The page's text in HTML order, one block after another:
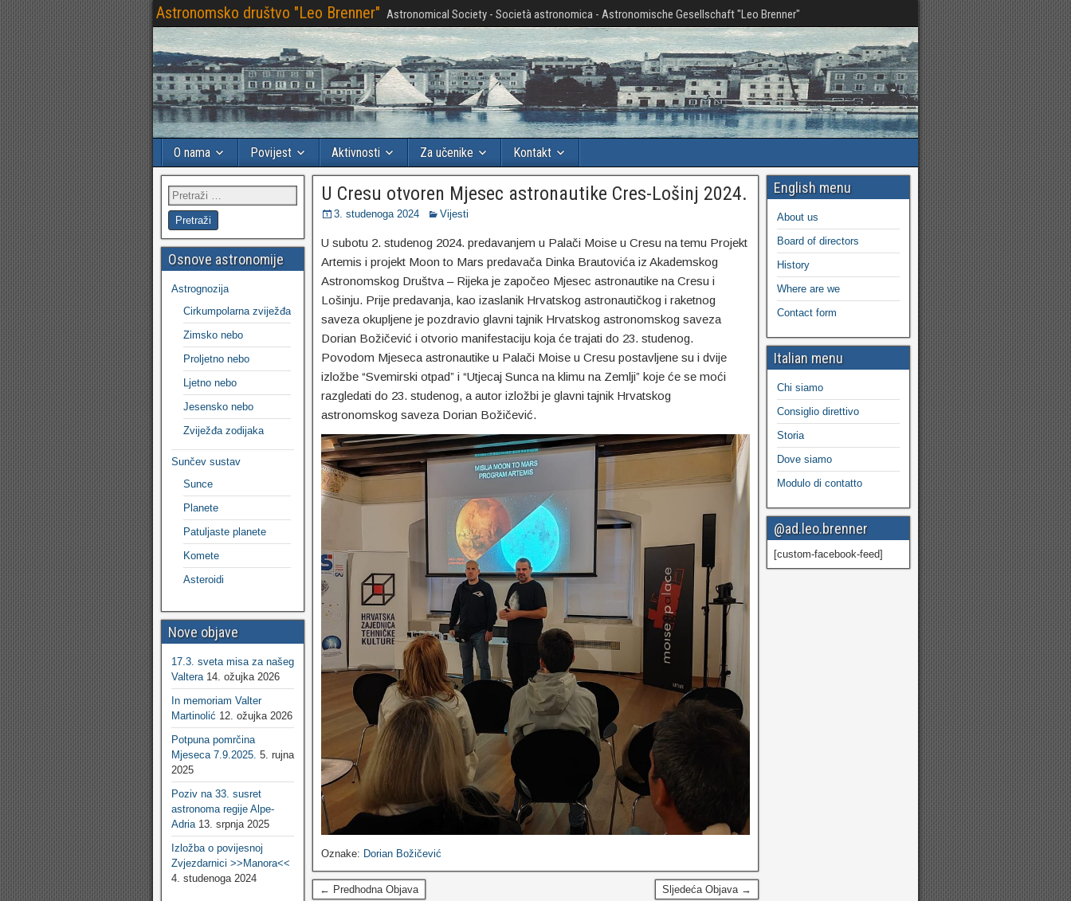
Astronomsko društvo "Leo Brenner" Astronomical Society - Società astronomica - Astronomische Gesellschaft "Leo Brenner"
O nama Povijest Aktivnosti Za učenike Kontakt
U Cresu otvoren Mjesec astronautike Cres-Lošinj 2024.
3. studenoga 2024 Vijesti
U subotu 2. studenog 2024. predavanjem u Palači Moise u Cresu na temu Projekt
Artemis i projekt Moon to Mars predavača Dinka Brautovića iz Akademskog
Astronomskog Društva – Rijeka je započeo Mjesec astronautike na Cresu i
Lošinju. Prije predavanja, kao izaslanik Hrvatskog astronautičkog i raketnog
saveza okupljene je pozdravio glavni tajnik Hrvatskog astronomskog saveza
Dorian Božičević i otvorio manifestaciju koja će trajati do 23. studenog.
Povodom Mjeseca astronautike u Palači Moise u Cresu postavljene su i dvije
izložbe “Svemirski otpad” i “Utjecaj Sunca na klimu na Zemlji” koje će se moći
razgledati do 23. studenog, a autor izložbi je glavni tajnik Hrvatskog
astronomskog saveza Dorian Božičević.
Oznake: Dorian Božičević
← Predhodna Objava Sljedeća Objava →
Osnove astronomije
Astrognozija
Cirkumpolarna zviježđa
Zimsko nebo
Proljetno nebo
Ljetno nebo
Jesensko nebo
Zviježđa zodijaka
Sunčev sustav
Sunce
Planete
Patuljaste planete
Komete
Asteroidi
Nove objave
17.3. sveta misa za našeg
Valtera 14. ožujka 2026
In memoriam Valter
Martinolić 12. ožujka 2026
Potpuna pomrčina
Mjeseca 7.9.2025. 5. rujna
2025
Poziv na 33. susret
astronoma regije Alpe-
Adria 13. srpnja 2025
Izložba o povijesnoj
Zvjezdarnici >>Manora<<
4. studenoga 2024
English menu
About us
Board of directors
History
Where are we
Contact form
Italian menu
Chi siamo
Consiglio direttivo
Storia
Dove siamo
Modulo di contatto
@ad.leo.brenner
[custom-facebook-feed]